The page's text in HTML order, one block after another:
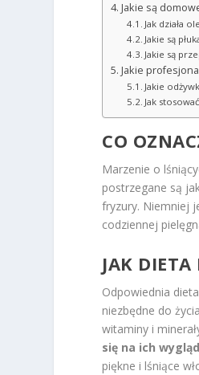
Jakie są
Jak działa
Jakie są
Jakie są
Jakie
Jakie
Jak
CO
Marzenie o
postrzegane są
fryzury. Niemniej
codziennej
JAK
Odpowiednia
niezbędne do
witaminy i
się na ich
piękne i lśniące